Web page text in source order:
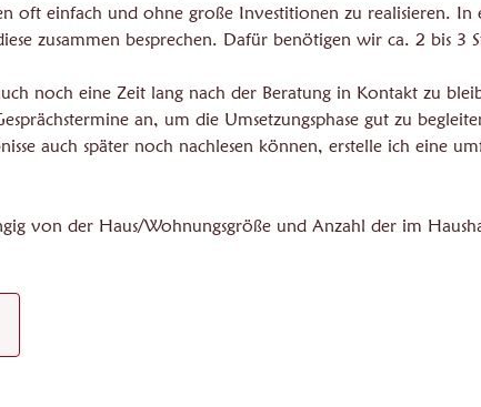
oft einfach und ohne große Investitionen zu realisieren. In
zusammen besprechen. Dafür benötigen wir ca. 2 bis 3
noch eine Zeit lang nach der Beratung in Kontakt zu
an, um die Umsetzungsphase gut zu
auch später noch nachlesen können, erstelle ich eine
von der Haus/Wohnungsgröße und Anzahl der im